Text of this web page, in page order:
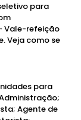
para
Vale-refeição
Veja como se
para
Agente de